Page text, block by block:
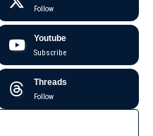
Follow
Youtube
Subscribe
Threads
Follow